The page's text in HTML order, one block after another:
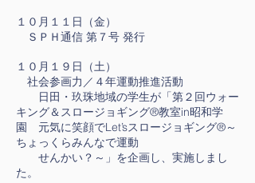
１０月１１日（金）
ＳＰＨ通信 第７号 発行
１０月１９日（土）
社会参画力／４年運動推進活動
日田・玖珠地域の学生が「第２回ウォー
キング＆スロージョギング®教室in昭和学
園 元気に笑顔でLet’sスロージョギング®～
ちょっくらみんなで運動
せんかい？～」を企画し、実施しまし
た。